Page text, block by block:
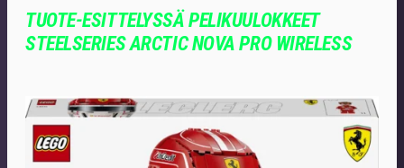
TUOTE-ESITTELYSSÄ PELIKUULOKKEET
STEELSERIES ARCTIC NOVA PRO WIRELESS